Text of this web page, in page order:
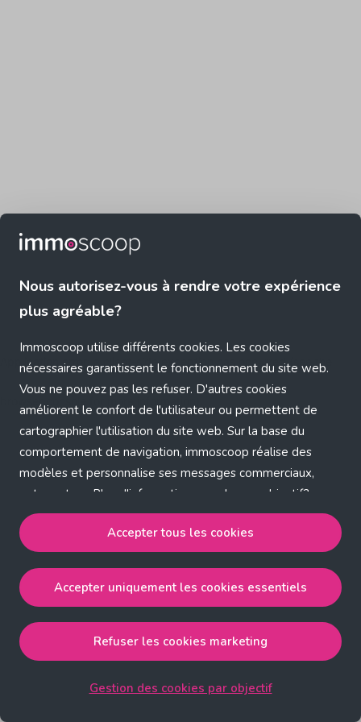
Nous autorisez-vous à rendre votre expérience
plus agréable?
Immoscoop utilise différents cookies. Les cookies
nécessaires garantissent le fonctionnement du site web.
Vous ne pouvez pas les refuser. D'autres cookies
améliorent le confort de l'utilisateur ou permettent de
cartographier l'utilisation du site web. Sur la base du
comportement de navigation, immoscoop réalise des
modèles et personnalise ses messages commerciaux,
entre autres. Plus d'informations sur chaque objectif?
Cliquez sur 'Gestion des cookies par objectif'.
Notre politique de cookies
Accepter tous les cookies
strictement nécessaires, performance, fonctionnalité et
publicité ciblée.
Accepter uniquement les cookies essentielsaccepte
les cookies strictement nécessaires.
Accepter tous les cookies
Accepter uniquement les cookies essentiels
Refuser les cookies marketing
Gestion des cookies par objectif
Application error: a client-side exception has occurred (see the
browser console for more information)